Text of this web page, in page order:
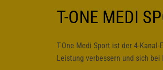
T-ONE MEDI
T-One Medi Sport ist der 4-
Leistung verbessern und sich